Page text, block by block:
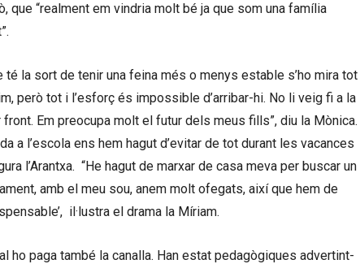
que “realment em vindria molt bé ja que som una família
té la sort de tenir una feina més o menys estable s’ho mira tot
però tot i l’esforç és impossible d’arribar-hi. No li veig fi a la
Em preocupa molt el futur dels meus fills”, diu la Mònica.
a l’escola ens hem hagut d’evitar de tot durant les vacances
l’Arantxa. “He hagut de marxar de casa meva per buscar un
amb el meu sou, anem molt ofegats, així que hem de
il·lustra el drama la Míriam.
ho paga també la canalla. Han estat pedagògiques advertint-